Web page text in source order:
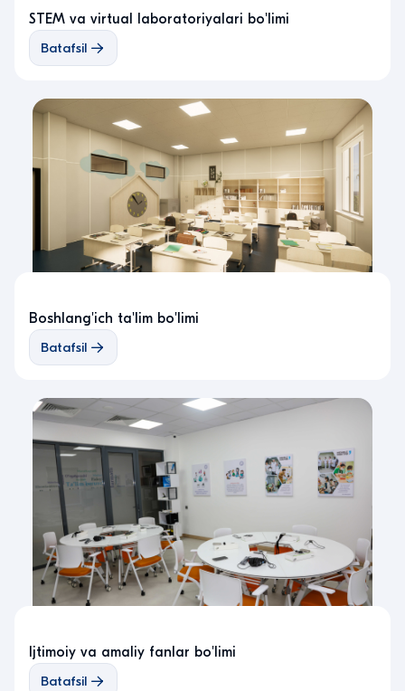
STEM va virtual laboratoriyalari bo'limi
Batafsil
Boshlang'ich ta'lim bo'limi
Batafsil
Ijtimoiy va amaliy fanlar bo'limi
Batafsil